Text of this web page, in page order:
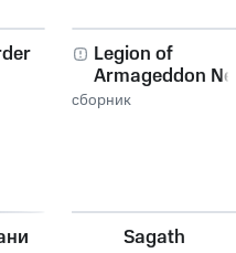
Legion of
Armageddon New
World Disorder
сборник
Sagath